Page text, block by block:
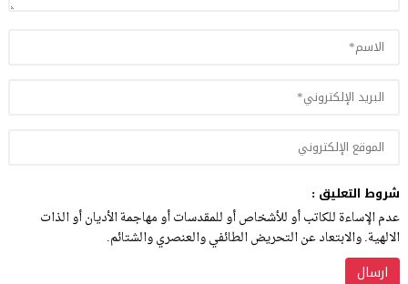
شروط التعليق :
عدم الإساءة للكاتب أو للأشخاص أو للمقدسات أو مهاجمة الأديان أو الذات
الالهية. والابتعاد عن التحريض الطائفي والعنصري والشتائم.